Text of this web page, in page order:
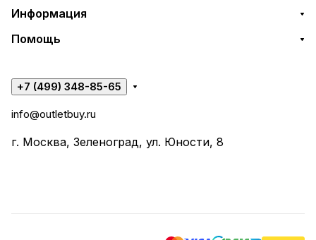
Информация
Помощь
+7 (499) 348-85-65
info@outletbuy.ru
г. Москва, Зеленоград, ул. Юности, 8